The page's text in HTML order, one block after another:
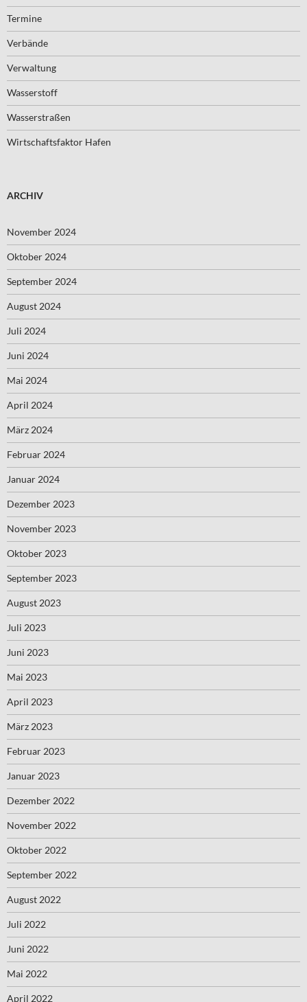
Termine
Verbände
Verwaltung
Wasserstoff
Wasserstraßen
Wirtschaftsfaktor Hafen
ARCHIV
November 2024
Oktober 2024
September 2024
August 2024
Juli 2024
Juni 2024
Mai 2024
April 2024
März 2024
Februar 2024
Januar 2024
Dezember 2023
November 2023
Oktober 2023
September 2023
August 2023
Juli 2023
Juni 2023
Mai 2023
April 2023
März 2023
Februar 2023
Januar 2023
Dezember 2022
November 2022
Oktober 2022
September 2022
August 2022
Juli 2022
Juni 2022
Mai 2022
April 2022